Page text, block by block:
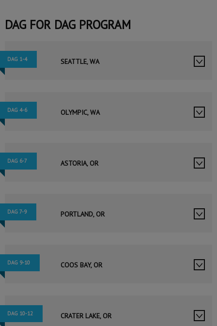
DAG FOR DAG PROGRAM
DAG 1-4 SEATTLE, WA
DAG 4-6 OLYMPIC, WA
DAG 6-7 ASTORIA, OR
DAG 7-9 PORTLAND, OR
DAG 9-10 COOS BAY, OR
DAG 10-12 CRATER LAKE, OR